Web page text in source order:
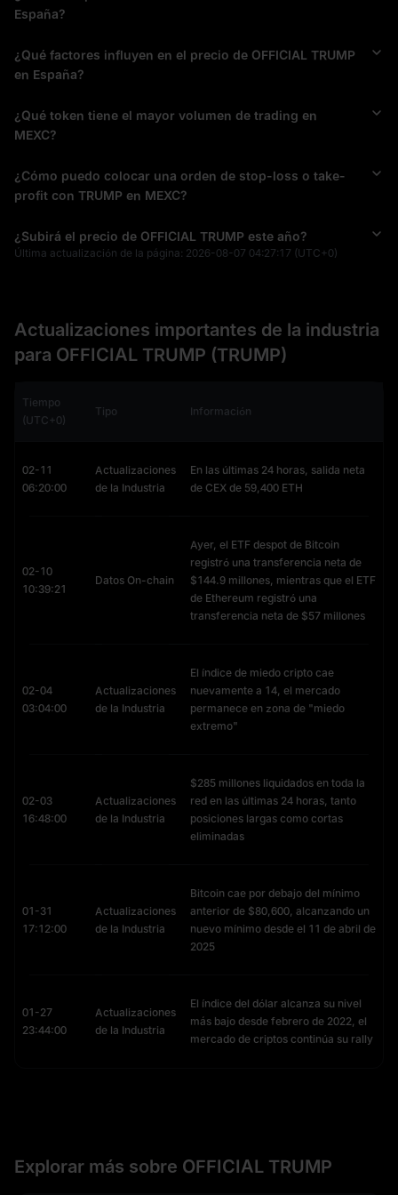
liquidez y los calendarios de desbloqueo futuros pueden impactar
fuertemente al mercado.
Comprar TRUMP en exchanges como MEXC es similar a
adquirir Bitcoin:
Regístrate para obtener una cuenta y completa la verificación
KYC
Busca TRUMP e introduce la cantidad que deseas comprar.
Confirma la orden y ya serás propietario de tokens TRUMP.
El futuro de TRUMP sigue siendo altamente incierto. Su éxito o
fracaso dependerá de factores políticos, del sentimiento del
España?
¿Qué factores influyen en el precio de OFFICIAL TRUMP
en España?
¿Qué token tiene el mayor volumen de trading en
MEXC?
¿Cómo puedo colocar una orden de stop-loss o take-
profit con TRUMP en MEXC?
¿Subirá el precio de OFFICIAL TRUMP este año?
Última actualización de la página: 2026-08-07 04:27:17 (UTC+0)
Actualizaciones importantes de la industria
para OFFICIAL TRUMP (TRUMP)
Tiempo
(UTC+0)
Tipo Información
02-11
06:20:00
Actualizaciones
de la Industria
En las últimas 24 horas, salida neta
de CEX de 59,400 ETH
02-10
10:39:21
Datos On-chain
Ayer, el ETF despot de Bitcoin
registró una transferencia neta de
$144.9 millones, mientras que el ETF
de Ethereum registró una
transferencia neta de $57 millones
02-04
03:04:00
Actualizaciones
de la Industria
El índice de miedo cripto cae
nuevamente a 14, el mercado
permanece en zona de "miedo
extremo"
02-03
16:48:00
Actualizaciones
de la Industria
$285 millones liquidados en toda la
red en las últimas 24 horas, tanto
posiciones largas como cortas
eliminadas
01-31
17:12:00
Actualizaciones
de la Industria
Bitcoin cae por debajo del mínimo
anterior de $80,600, alcanzando un
nuevo mínimo desde el 11 de abril de
2025
01-27
23:44:00
Actualizaciones
de la Industria
El índice del dólar alcanza su nivel
más bajo desde febrero de 2022, el
mercado de criptos continúa su rally
Explorar más sobre OFFICIAL TRUMP